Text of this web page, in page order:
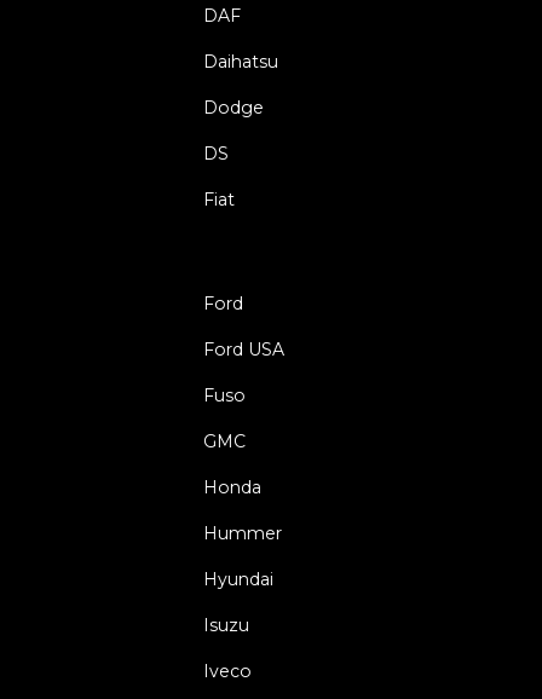
DAF
Daihatsu
Dodge
DS
Fiat
Ford
Ford USA
Fuso
GMC
Honda
Hummer
Hyundai
Isuzu
Iveco